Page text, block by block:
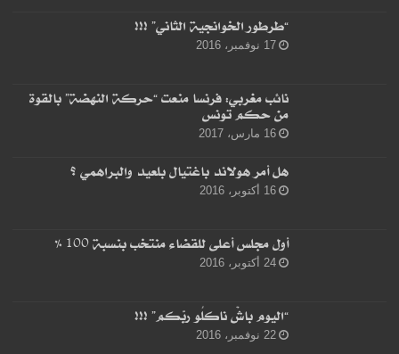
“طرطور الخوانجية الثاني” !!!
17 نوفمبر، 2016
نائب مغربي: فرنسا منعت “حركة النهضة” بالقوة
من حكم تونس
16 مارس، 2017
هل أمر هولاند باغتيال بلعيد والبراهمي ؟
16 أكتوبر، 2016
أول مجلس أعلى للقضاء منتخب بنسبة 100 %
24 أكتوبر، 2016
“اليوم باشْ ناكلُو ربّكم” !!!
22 نوفمبر، 2016